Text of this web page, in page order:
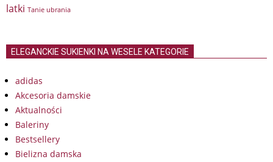
latki Tanie ubrania
ELEGANCKIE SUKIENKI NA WESELE KATEGORIE
adidas
Akcesoria damskie
Aktualności
Baleriny
Bestsellery
Bielizna damska